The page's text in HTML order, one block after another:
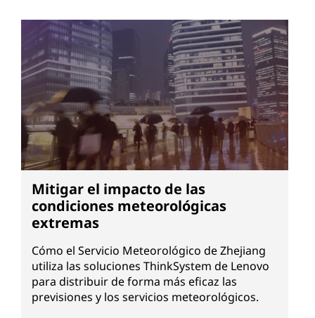
Mitigar el impacto de las
condiciones meteorológicas
extremas
Cómo el Servicio Meteorológico de Zhejiang
utiliza las soluciones ThinkSystem de Lenovo
para distribuir de forma más eficaz las
previsiones y los servicios meteorológicos.